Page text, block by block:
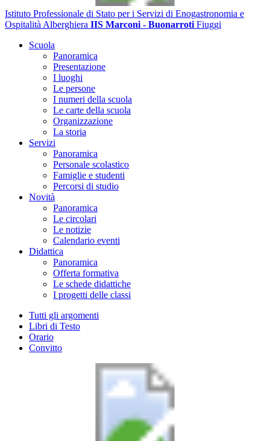
Istituto Professionale di Stato per i Servizi di Enogastronomia e
Ospitalità Alberghiera IIS Marconi - Buonarroti Fiuggi
Scuola
Panoramica
Presentazione
I luoghi
Le persone
I numeri della scuola
Le carte della scuola
Organizzazione
La storia
Servizi
Panoramica
Personale scolastico
Famiglie e studenti
Percorsi di studio
Novità
Panoramica
Le circolari
Le notizie
Calendario eventi
Didattica
Panoramica
Offerta formativa
Le schede didattiche
I progetti delle classi
Tutti gli argomenti
Libri di Testo
Orario
Convitto